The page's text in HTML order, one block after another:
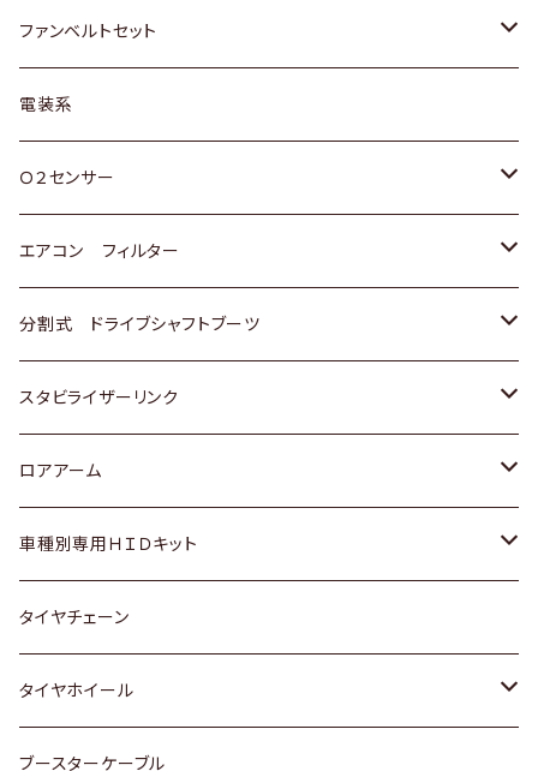
スバル
日野
マツダ
三菱
スバル
マツダ
ダイハツ
マツダ
三菱
スバル
スズキ
日産
ダイハツ
マツダ
三菱
スバル
トヨタ
スズキ
ダイハツ
三菱
スバル
ファンベルトセット
トヨタ
ホンダ
スズキ
日産
いすゞ
ダイハツ
マツダ
三菱
スバル
レクサス
電装系
Ｏ２センサー
トヨタ
ホンダ
スズキ
日産
ダイハツ
マツダ
三菱
スバル
エアコン フィルター
トヨタ
ホンダ
スズキ
日産
いすゞ
ダイハツ
マツダ
分割式 ドライブシャフトブーツ
トヨタ
ホンダ
スズキ
日産
ダイハツ
スバル
スタビライザーリンク
トヨタ
ホンダ
スズキ
日産
ダイハツ
ロアアーム
ホンダ
スズキ
日産
ダイハツ
車種別専用ＨＩＤキット
トヨタ
マツダ
タイヤチェーン
タイヤホイール
トヨタ
ブースターケーブル